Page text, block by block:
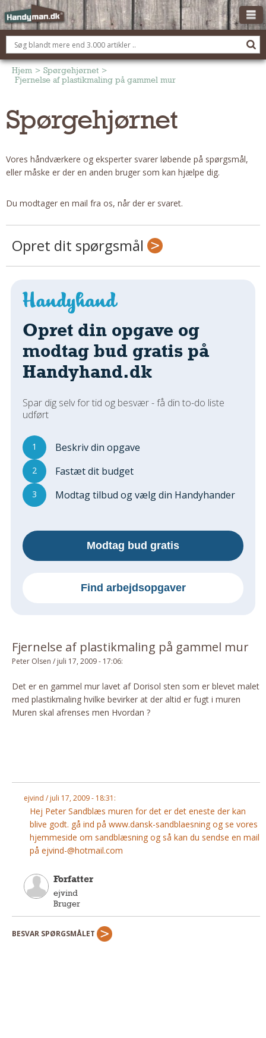
OM HANDYMAN.DK
FÅ 3 TILBUD
ANNONCERING
TØMRER/SNEDKER
Reparation Og Vedligehold
Om Materialer
ELEKTRIKER
Regler Og Love
Om Materialer
Montage Og Udskiftning
Reparation Og Vedligehold
Andet
Indendørs
Udendørs
Kan Det Males?
MURER
Reparationer
Om Materialer
Tips Og Tricks
Andet
Båd
Om Værktøj
Andet
RENGØRING
Rengøring Af Overflader
Hjem > Spørgehjørnet >
Fjernelse af plastikmaling på gammel mur
Spørgehjørnet
Vores håndværkere og eksperter svarer løbende på spørgsmål,
eller måske er der en anden bruger som kan hjælpe dig.
Du modtager en mail fra os, når der er svaret.
Opret dit spørgsmål
Opret din opgave og
modtag bud gratis på
Handyhand.dk
Spar dig selv for tid og besvær - få din to-do liste
udført
1 Beskriv din opgave
2 Fastæt dit budget
3 Modtag tilbud og vælg din Handyhander
Modtag bud gratis
Find arbejdsopgaver
Fjernelse af plastikmaling på gammel mur
Peter Olsen / juli 17, 2009 - 17:06:
Det er en gammel mur lavet af Dorisol sten som er blevet malet
med plastikmaling hvilke bevirker at der altid er fugt i muren
Muren skal afrenses men Hvordan ?
ejvind / juli 17, 2009 - 18:31:
Hej Peter Sandblæs muren for det er det eneste der kan
blive godt. gå ind på www.dansk-sandblaesning og se vores
hjemmeside om sandblæsning og så kan du sendse en mail
på ejvind-@hotmail.com
Forfatter
ejvind
Bruger
BESVAR SPØRGSMÅLET